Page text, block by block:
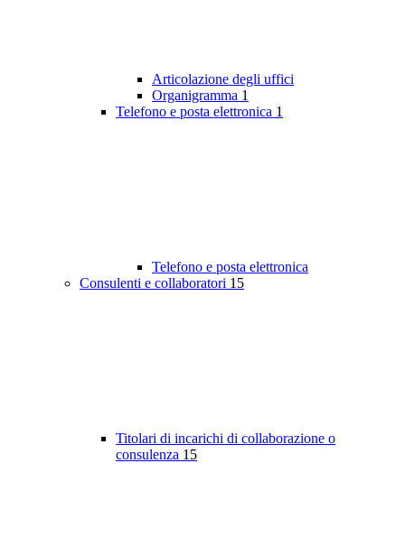
Articolazione degli uffici
Organigramma 1
Telefono e posta elettronica 1
Telefono e posta elettronica
Consulenti e collaboratori 15
Titolari di incarichi di collaborazione o
consulenza 15